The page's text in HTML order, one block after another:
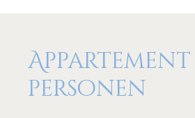
Appartement
personen